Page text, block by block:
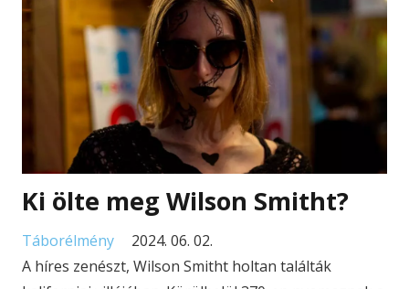
Ki ölte meg Wilson Smitht?
Táborélmény
2024. 06. 02.
A híres zenészt, Wilson Smitht holtan találták